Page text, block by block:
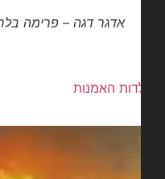
אדגר דגה – פרימה בלרינה
האמנות